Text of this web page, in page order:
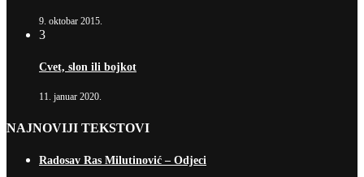
9. oktobar 2015.
3
Cvet, slon ili bojkot
11. januar 2020.
NAJNOVIJI TEKSTOVI
Radosav Ras Milutinović – Odjeci